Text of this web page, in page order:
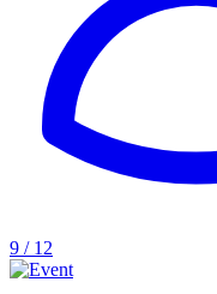
9 / 12